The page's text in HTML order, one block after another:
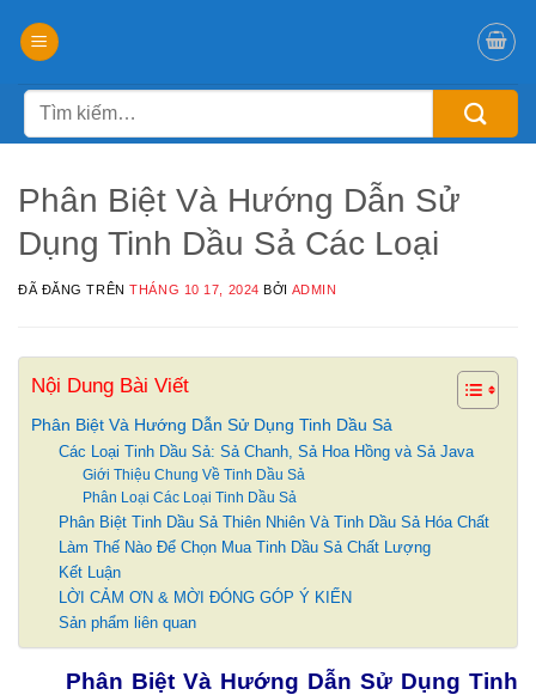
đến
dungTìm
kiếm:
Phân Biệt Và Hướng Dẫn Sử
Dụng Tinh Dầu Sả Các Loại
ĐÃ ĐĂNG TRÊNTHÁNG 10 17, 2024 BỞI ADMIN
Nội Dung Bài Viết
Phân Biệt Và Hướng Dẫn Sử Dụng Tinh Dầu Sả
Các Loại Tinh Dầu Sả: Sả Chanh, Sả Hoa Hồng và Sả Java
Giới Thiệu Chung Về Tinh Dầu Sả
Phân Loại Các Loại Tinh Dầu Sả
Phân Biệt Tinh Dầu Sả Thiên Nhiên Và Tinh Dầu Sả Hóa Chất
Làm Thế Nào Để Chọn Mua Tinh Dầu Sả Chất Lượng
Kết Luận
LỜI CẢM ƠN & MỜI ĐÓNG GÓP Ý KIẾN
Sản phẩm liên quan
Phân Biệt Và Hướng Dẫn Sử Dụng Tinh